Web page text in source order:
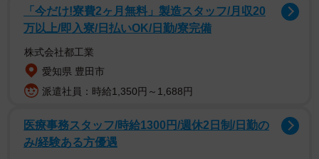
ューアルオープンしたばかり。本連載第７回で紹介した
「妙見石原荘」の関連施設だ。泉質はナトリウム・カルシ
ウム・マグネシウム炭酸水素塩泉。石原荘と同じく、熱交
換器を用いて自噴する源泉を加水も貯槽もせず浴槽まで引
いており、１００％源泉そのままの新鮮なお湯が自慢だ。
「今だけ!寮費2ヶ月無料」製造スタッフ/月収20
万以上/即入寮/日払いOK/日勤/寮完備
株式会社都工業
愛知県 豊田市
派遣社員：時給1,350円～1,688円
医療事務スタッフ/時給1300円/週休2日制/日勤の
み/経験ある方優遇